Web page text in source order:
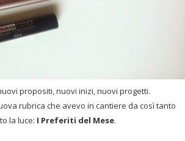
propositi, nuovi inizi, nuovi progetti.
rubrica che avevo in cantiere da così tanto
la luce: I Preferiti del Mese.